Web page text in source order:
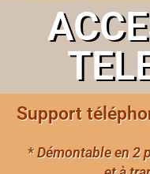
Support
*Démontable en 2